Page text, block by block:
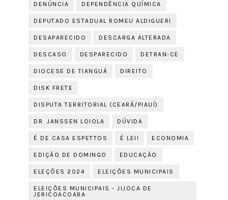
DENÚNCIA DEPENDÊNCIA QUÍMICA
DEPUTADO ESTADUAL ROMEU ALDIGUERI
DESAPARECIDO DESCARGA ALTERADA
DESCASO DESPARECIDO DETRAN-CE
DIOCESE DE TIANGUÁ DIREITO
DISK FRETE
DISPUTA TERRITORIAL (CEARÁ/PIAUÍ)
DR. JANSSEN LOIOLA DÚVIDA
É DE CASA ESPETTOS É LEI! ECONOMIA
EDIÇÃO DE DOMINGO EDUCAÇÃO
ELEÇÕES 2024 ELEIÇÕES MUNICIPAIS
ELEIÇÕES MUNICIPAIS - JIJOCA DE
JERICOACOARA